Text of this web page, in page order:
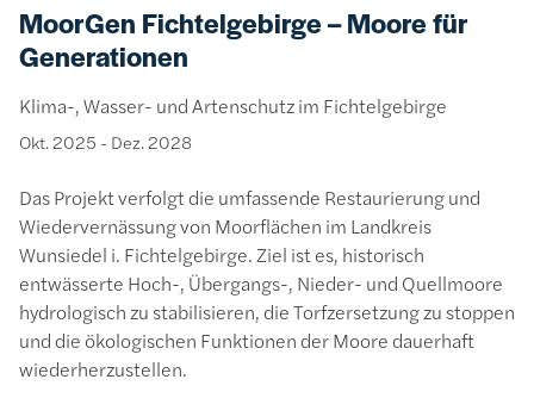
MoorGen Fichtelgebirge – Moore für
Generationen
Klima-, Wasser- und Artenschutz im Fichtelgebirge
Okt. 2025 - Dez. 2028
Das Projekt verfolgt die umfassende Restaurierung und
Wiedervernässung von Moorflächen im Landkreis
Wunsiedel i. Fichtelgebirge. Ziel ist es, historisch
entwässerte Hoch-, Übergangs-, Nieder- und Quellmoore
hydrologisch zu stabilisieren, die Torfzersetzung zu stoppen
und die ökologischen Funktionen der Moore dauerhaft
wiederherzustellen.